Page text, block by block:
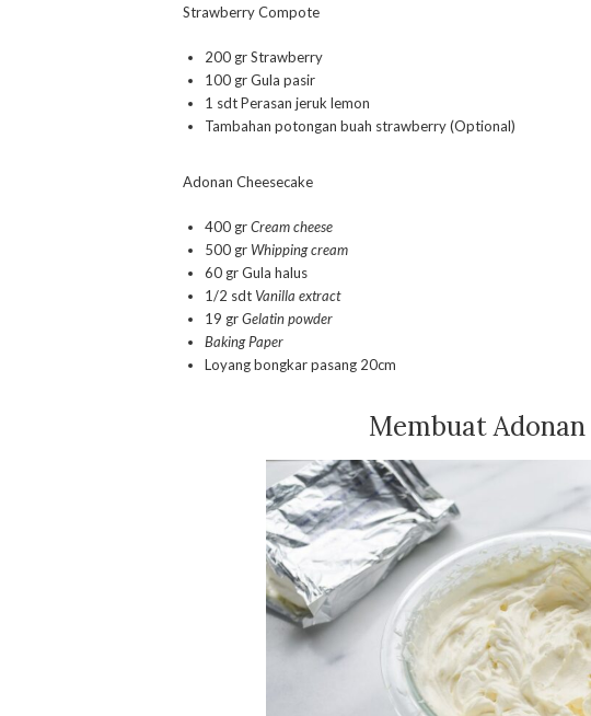
Strawberry Compote
200 gr Strawberry
100 gr Gula pasir
1 sdt Perasan jeruk lemon
Tambahan potongan buah strawberry (Optional)
Adonan Cheesecake
400 grCream cheese
500 gr Whipping cream
60 gr Gula halus
1/2 sdt Vanilla extract
19 grGelatin powder
Baking Paper
Loyang bongkar pasang 20cm
Membuat Adonan